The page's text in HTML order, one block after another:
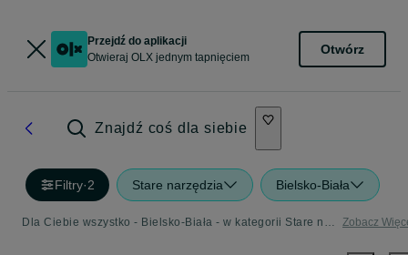
Przejdź do aplikacji
Otwieraj OLX jednym tapnięciem
Otwórz
Znajdź coś dla siebie
Filtry·2 Stare narzędzia Bielsko-Biała
Dla Ciebie wszystko - Bielsko-Biała - w kategorii Stare narzędzia Zobacz